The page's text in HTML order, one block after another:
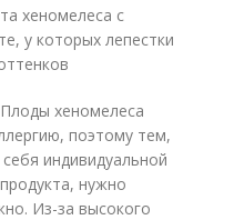
хеномелеса с
у которых лепестки
хеномелеса
поэтому тем,
индивидуальной
нужно
Из-за высокого